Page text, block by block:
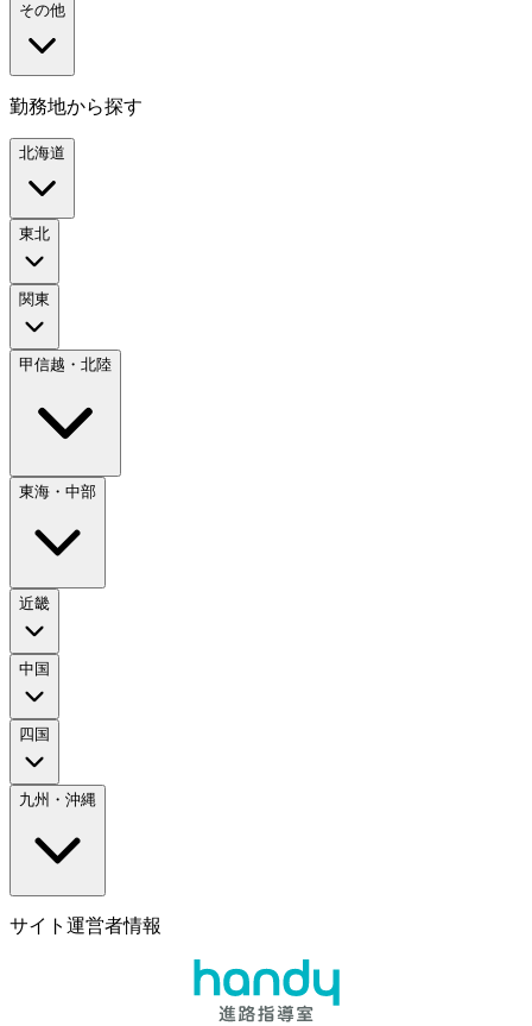
その他
勤務地から探す
北海道
東北
関東
甲信越・北陸
東海・中部
近畿
中国
四国
九州・沖縄
サイト運営者情報